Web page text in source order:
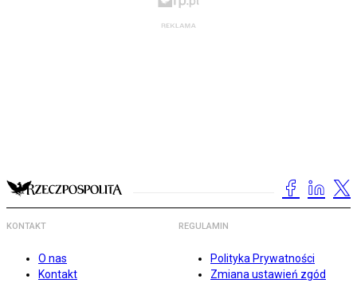
KONTAKT
O nas
Kontakt
REGULAMIN
Polityka Prywatności
Zmiana ustawień zgód